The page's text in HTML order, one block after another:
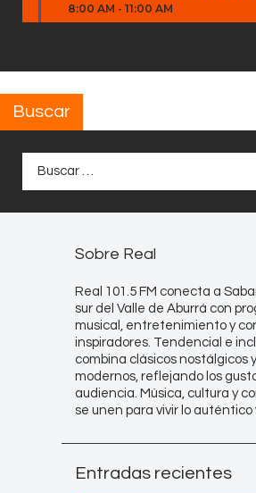
8:00 AM - 11:00 AM
Buscar
Sobre Real
Real 101.5 FM conecta a
sur del Valle de Aburrá con
musical, entretenimiento y
inspiradores. Tendencial e
combina clásicos nostálgicos
modernos, reflejando los
audiencia. Música, cultura y
se unen para vivir lo auténtico
Entradas recientes